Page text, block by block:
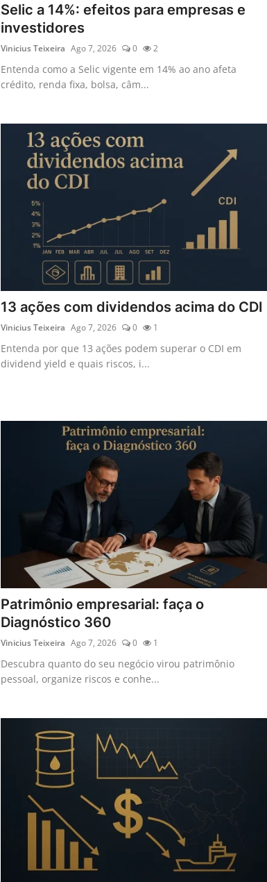
Selic a 14%: efeitos para empresas e
investidores
Vinicius Teixeira Ago 7, 2026 0 2
Entenda como a Selic vigente em 14% ao ano afeta
crédito, renda fixa, bolsa, câm...
13 ações com dividendos acima do CDI
Vinicius Teixeira Ago 7, 2026 0 1
Entenda por que 13 ações podem superar o CDI em
dividend yield e quais riscos, i...
Patrimônio empresarial: faça o
Diagnóstico 360
Vinicius Teixeira Ago 7, 2026 0 1
Descubra quanto do seu negócio virou patrimônio
pessoal, organize riscos e conhe...